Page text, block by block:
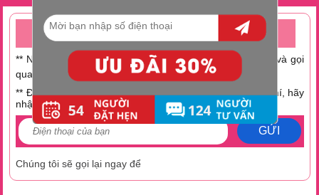
TƯ VẤN ONLINE MIỄN PHÍ TRỰC TUYẾN 24/24
** Nếu không có thời gian trò chuyện hãy nhấc máy lên và gọi
qua số Hotline:
0251 882 9288
** Điện thoại bạn đang hết tiền hoặc muốn tiết kiệm chi phí, hãy
nhập số điện thoại tại đây:
GỬI
Chúng tôi sẽ gọi lại ngay để